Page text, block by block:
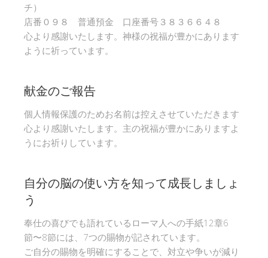
チ）
店番０９８ 普通預金 口座番号３８３６６４８
心より感謝いたします。神様の祝福が豊かにあります
ように祈っています。
献金のご報告
個人情報保護のためお名前は控えさせていただきます
心より感謝いたします。主の祝福が豊かにありますよ
うにお祈りしています。
自分の脳の使い方を知って成長しましょ
う
奉仕の喜びでも語れているローマ人への手紙12章6
節〜8節には、7つの賜物が記されています。
ご自分の賜物を明確にすることで、対立や争いが減り